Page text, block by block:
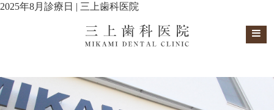
2025年8月診療日 | 三上歯科医院